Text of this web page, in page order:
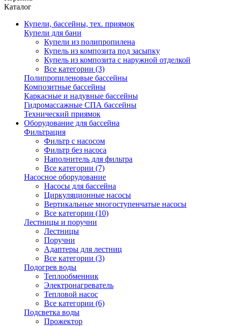
Каталог
Купели, бассейны, тех. приямок
Купели для бани
Купели из полипропилена
Купель из композита под засыпку
Купель из композита с наружной отделкой
Все категории (3)
Полипропиленовые бассейны
Композитные бассейны
Каркасные и надувные бассейны
Гидромассажные СПА бассейны
Технический приямок
Оборудование для бассейна
Фильтрация
Фильтр с насосом
Фильтр без насоса
Наполнитель для фильтра
Все категории (7)
Насосное оборудование
Насосы для бассейна
Циркуляционные насосы
Вертикальные многоступенчатые насосы
Все категории (10)
Лестницы и поручни
Лестницы
Поручни
Адаптеры для лестниц
Все категории (3)
Подогрев воды
Теплообменник
Электронагреватель
Тепловой насос
Все категории (6)
Подсветка воды
Прожектор